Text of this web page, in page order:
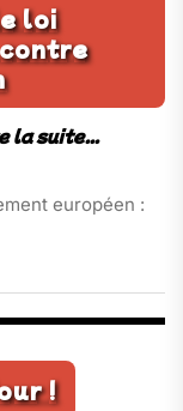
loi
européen :
!